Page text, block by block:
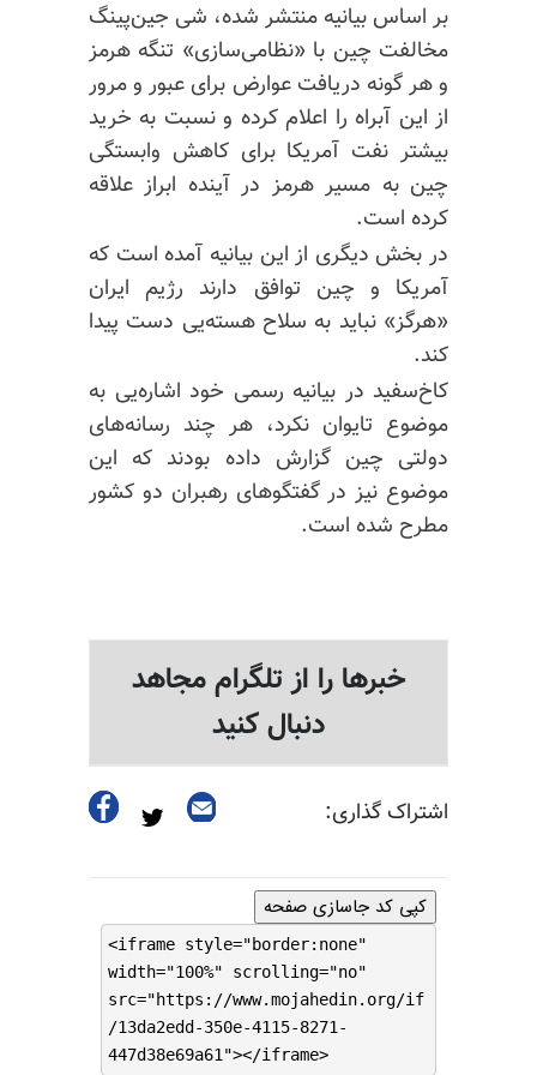
بر اساس بیانیه منتشر شده، شی جین‌پینگ
مخالفت چین با «نظامی‌سازی» تنگه هرمز
و هر گونه دریافت عوارض برای عبور و مرور
از این آبراه را اعلام کرده و نسبت به خرید
بیشتر نفت آمریکا برای کاهش وابستگی
چین به مسیر هرمز در آینده ابراز علاقه
کرده است.
در بخش دیگری از این بیانیه آمده است که
آمریکا و چین توافق دارند رژیم ایران
«هرگز» نباید به سلاح هسته‌یی دست پیدا
کند.
کاخ‌سفید در بیانیه رسمی خود اشاره‌یی به
موضوع تایوان نکرد، هر چند رسانه‌های
دولتی چین گزارش داده بودند که این
موضوع نیز در گفتگوهای رهبران دو کشور
مطرح شده است.
خبرها را از تلگرام مجاهد
دنبال کنید
اشتراک گذاری:
کپی کد جاسازی صفحه
<iframe style="border:none"
width="100%" scrolling="no"
src="https://www.mojahedin.org/if
/13da2edd-350e-4115-8271-
447d38e69a61"></iframe>